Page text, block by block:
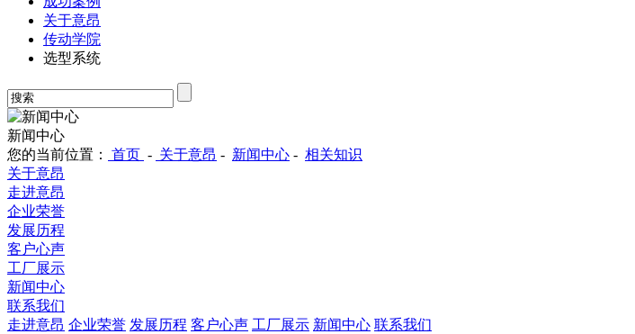
关于意昂
传动学院
选型系统
新闻中心
您的当前位置：
首页 - 关于意昂 - 新闻中心 - 相关知识
关于意昂
走进意昂
企业荣誉
发展历程
客户心声
工厂展示
新闻中心
联系我们
走进意昂 企业荣誉 发展历程 客户心声 工厂展示 新闻中心 联系我们